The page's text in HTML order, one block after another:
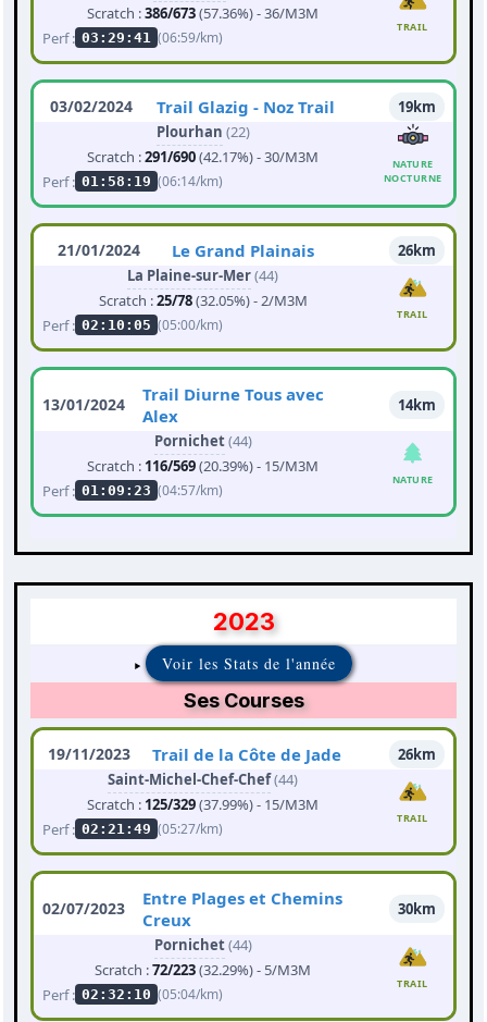
Scratch :386/673(57.36%) - 36/M3M
Perf : 03:29:41 (06:59/km)
TRAIL
03/02/2024 Trail Glazig - Noz Trail
19km
Plourhan (22)
Scratch :291/690(42.17%) - 30/M3M
Perf : 01:58:19 (06:14/km)
NATURE
NOCTURNE
21/01/2024 Le Grand Plainais
26km
La Plaine-sur-Mer(44)
Scratch :25/78(32.05%) - 2/M3M
Perf : 02:10:05 (05:00/km)
TRAIL
13/01/2024
Trail Diurne Tous avec
Alex
14km
Pornichet(44)
Scratch : 116/569(20.39%) - 15/M3M
Perf : 01:09:23 (04:57/km)
NATURE
2023
Voir les Stats de l'année
Ses Courses
19/11/2023 Trail de la Côte de Jade
26km
Saint-Michel-Chef-Chef(44)
Scratch : 125/329(37.99%) - 15/M3M
Perf : 02:21:49 (05:27/km)
TRAIL
02/07/2023
Entre Plages et Chemins
Creux
30km
Pornichet(44)
Scratch :72/223(32.29%) - 5/M3M
Perf : 02:32:10 (05:04/km)
TRAIL